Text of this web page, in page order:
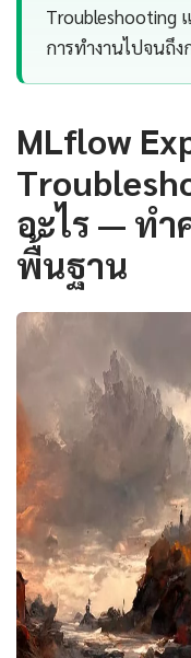
การทำงานไปจนถึ
MLflow
อะไร — ทำ
พื้นฐาน